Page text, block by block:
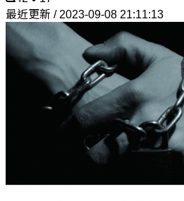
最近更新 / 2023-09-08 21:11:13